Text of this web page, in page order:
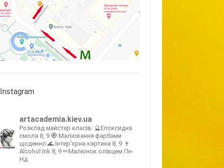
Instagram
artacademia.kiev.ua
Розклад майстер класів: 🔮Епоксидна
смола 8, 9 🧿 Малювання фарбами
щоденно 🌊 Інтер'єрна картина 8, 9 🍷
Alcohol Ink 8, 9 ✏Малюнок олівцем Пн-
Нд